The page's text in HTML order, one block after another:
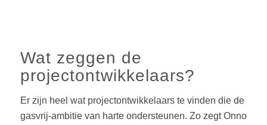
Wat zeggen de
projectontwikkelaars?
Er zijn heel wat projectontwikkelaars te vinden die de
gasvrij-ambitie van harte ondersteunen. Zo zegt Onno